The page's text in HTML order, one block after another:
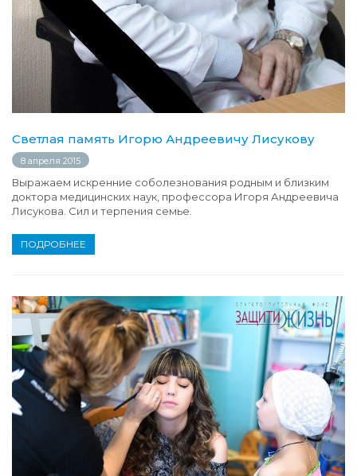
Светлая память Игорю Андреевичу Лисукову
8 апреля 2015
Выражаем искренние соболезнования родным и близким
доктора медицинских наук, профессора Игоря Андреевича
Лисукова. Сил и терпения семье.
ПОДРОБНЕЕ